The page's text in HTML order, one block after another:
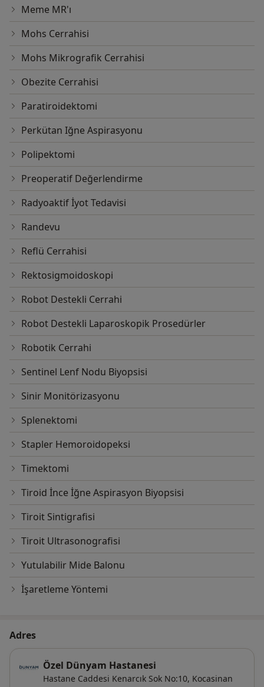
Meme MR'ı
Mohs Cerrahisi
Mohs Mikrografik Cerrahisi
Obezite Cerrahisi
Paratiroidektomi
Perkütan Iğne Aspirasyonu
Polipektomi
Preoperatif Değerlendirme
Radyoaktif İyot Tedavisi
Randevu
Reflü Cerrahisi
Rektosigmoidoskopi
Robot Destekli Cerrahi
Robot Destekli Laparoskopik Prosedürler
Robotik Cerrahi
Sentinel Lenf Nodu Biyopsisi
Sinir Monitörizasyonu
Splenektomi
Stapler Hemoroidopeksi
Timektomi
Tiroid İnce İğne Aspirasyon Biyopsisi
Tiroit Sintigrafisi
Tiroit Ultrasonografisi
Yutulabilir Mide Balonu
İşaretleme Yöntemi
Adres
Özel Dünyam Hastanesi
Hastane Caddesi Kenarcık Sok No:10, Kocasinan